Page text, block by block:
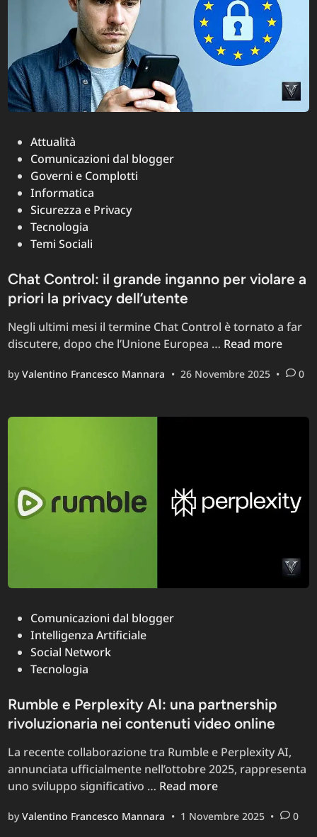
PostedAttualità
Comunicazioni dal blogger
Governi e Complotti
Informatica
Sicurezza e Privacy
Tecnologia
Temi Sociali
Chat Control: il grande inganno per violare a
priori la privacy dell’utente
Negli ultimi mesi il termine Chat Control è tornato a far
discutere, dopo che l’Unione Europea … Chat
il
la
privacy
Read more
byValentino Francesco Mannara • 26 Novembre 2025 • 0
PostedComunicazioni dal blogger
Intelligenza Artificiale
Social Network
Tecnologia
Rumble e Perplexity AI: una partnership
rivoluzionaria nei contenuti video online
La recente collaborazione tra Rumble e Perplexity AI,
annunciata ufficialmente nell’ottobre 2025, rappresenta
uno sviluppo significativo … Rumble
Perplexity
Read more
byValentino Francesco Mannara • 1 Novembre 2025 • 0